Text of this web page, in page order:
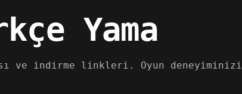
Yama
ve indirme linkleri. Oyun deneyiminizi